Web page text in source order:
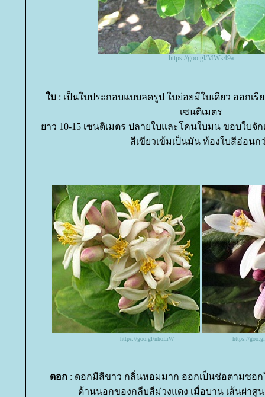
https://goo.gl/MWk49a
บ : เป็นใบประกอบแบบลดรูป ใบย่อยมีใบเดียว ออกเรี
เซนติเมตร
าว 10-15 เซนติเมตร ปลายใบและโคนใบมน ขอบใบจัก
สีเขียวเข้มเป็นมัน ท้องใบสีอ่อนก
https://goo.gl/nhoLrW https://
ดอก: ดอกมีสีขาว กลิ่นหอมมาก ออกเป็นช่อตามซอก
ด้านนอกของกลีบสีม่วงแดง เมื่อบาน เส้นผ่าศู